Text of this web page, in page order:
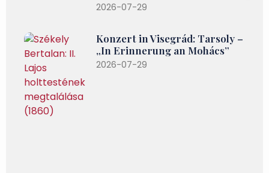
2026-07-29
Konzert in Visegrád: Tarsoly –
„In Erinnerung an Mohács”
2026-07-29